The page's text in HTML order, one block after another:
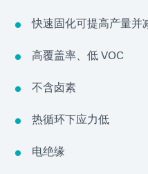
快速固化可提高产量并
高覆盖率、低 VOC
不含卤素
热循环下应力低
电绝缘